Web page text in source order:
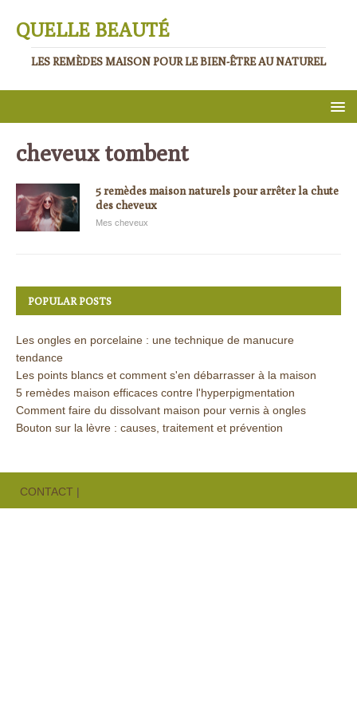
QUELLE BEAUTÉ
LES REMÈDES MAISON POUR LE BIEN-ÊTRE AU NATUREL
cheveux tombent
5 remèdes maison naturels pour arrêter la chute
des cheveux
Mes cheveux
POPULAR POSTS
Les ongles en porcelaine : une technique de manucure
tendance
Les points blancs et comment s'en débarrasser à la maison
5 remèdes maison efficaces contre l'hyperpigmentation
Comment faire du dissolvant maison pour vernis à ongles
Bouton sur la lèvre : causes, traitement et prévention
CONTACT |